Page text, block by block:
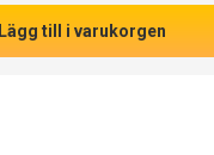
Lägg till i varukorgen